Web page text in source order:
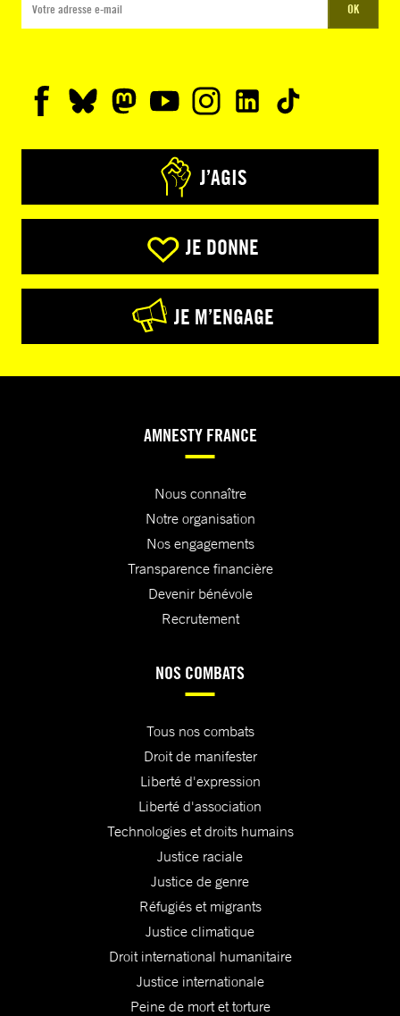
OK
J’AGIS
JE DONNE
JE M’ENGAGE
AMNESTY FRANCE
Nous connaître
Notre organisation
Nos engagements
Transparence financière
Devenir bénévole
Recrutement
NOS COMBATS
Tous nos combats
Droit de manifester
Liberté d'expression
Liberté d'association
Technologies et droits humains
Justice raciale
Justice de genre
Réfugiés et migrants
Justice climatique
Droit international humanitaire
Justice internationale
Peine de mort et torture